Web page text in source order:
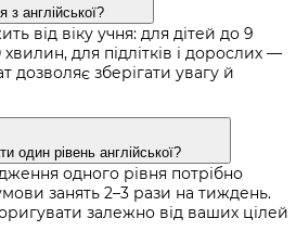
з англійської?
від віку учня: для дітей до 9
для підлітків і дорослих —
дозволяє зберігати увагу й
один рівень англійської?
одного рівня потрібно
занять 2–3 рази на тиждень.
залежно від ваших цілей